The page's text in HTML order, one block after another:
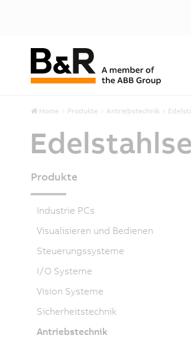
Home Produkte Antriebstechnik
Produkte
Industrie PCs
Visualisieren und Bedienen
Steuerungssysteme
I/O Systeme
Vision Systeme
Sicherheitstechnik
Antriebstechnik